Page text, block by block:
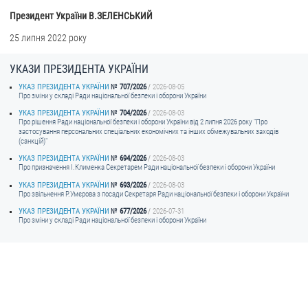
Фотогалерея
Відеогалерея
ЗВЕРНЕННЯ ГРОМАДЯН
Звернення громадян
Електронне звернення
ДОСТУП ДО ПУБЛІЧНОЇ ІНФОРМАЦІЇ
Організація доступу до публічної інформації
Президент України В.ЗЕЛЕНСЬКИЙ
25 липня 2022 року
УКАЗИ ПРЕЗИДЕНТА УКРАЇНИ
УКАЗ ПРЕЗИДЕНТА УКРАЇНИ 707/2026
2026-08-05
Про зміни у складі Ради національної безпеки і оборони України
УКАЗ ПРЕЗИДЕНТА УКРАЇНИ
704/2026
2026-08-03
Про рішення Ради національної безпеки і оборони України від 2 липня 2026 року "Про
застосування персональних спеціальних економічних та інших обмежувальних заходів
(санкцій)"
УКАЗ ПРЕЗИДЕНТА УКРАЇНИ
694/2026
2026-08-03
Про призначення I.Клименка Секретарем Ради національної безпеки і оборони України
УКАЗ ПРЕЗИДЕНТА УКРАЇНИ
693/2026
2026-08-03
Про звільнення Р.Умєрова з посади Секретаря Ради національної безпеки і оборони України
УКАЗ ПРЕЗИДЕНТА УКРАЇНИ
677/2026
2026-07-31
Про зміни у складі Ради національної безпеки і оборони України